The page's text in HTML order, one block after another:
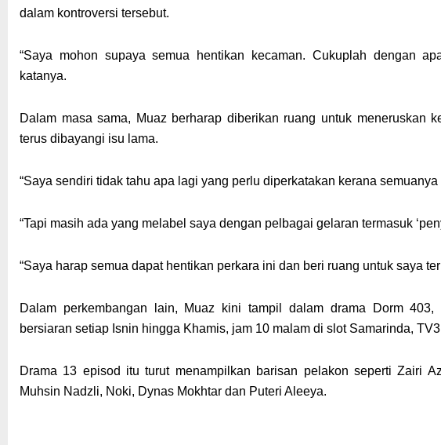
dalam kontroversi tersebut.
“Saya mohon supaya semua hentikan kecaman. Cukuplah dengan
katanya.
Dalam masa sama, Muaz berharap diberikan ruang untuk meneruskan
terus dibayangi isu lama.
“Saya sendiri tidak tahu apa lagi yang perlu diperkatakan kerana
“Tapi masih ada yang melabel saya dengan pelbagai gelaran termasuk
“Saya harap semua dapat hentikan perkara ini dan beri ruang untuk saya
Dalam perkembangan lain, Muaz kini tampil dalam drama Dorm
bersiaran setiap Isnin hingga Khamis, jam 10 malam di slot Samarinda,
Drama 13 episod itu turut menampilkan barisan pelakon seperti Zairi
Muhsin Nadzli, Noki, Dynas Mokhtar dan Puteri Aleeya.